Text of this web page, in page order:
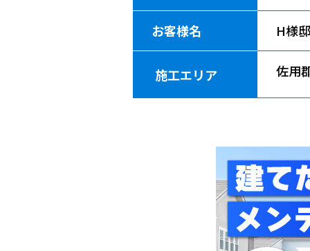
お客様名 H様邸
施工エリア 佐用